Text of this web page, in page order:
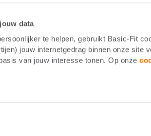
data
te helpen, gebruikt Basic-Fit
jouw internetgedrag binnen onze site
van jouw interesse tonen. Op onze